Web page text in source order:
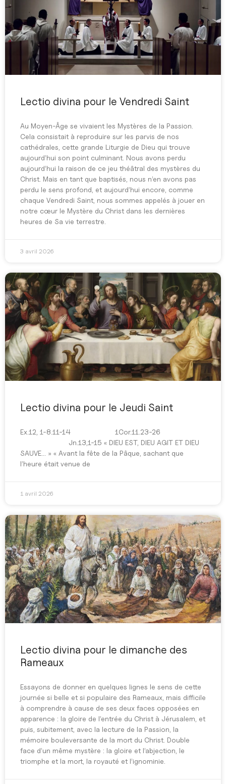
Lectio divina pour le Vendredi Saint
Au Moyen-Âge se vivaient les Mystères de la Passion.
Cela consistait à reproduire sur les parvis de nos
cathédrales, cette grande Liturgie de Dieu qui trouve
aujourd’hui son point culminant. Nous avons perdu
aujourd’hui la raison de ce jeu théâtral des mystères du
Christ. Mais en tant que baptisés, nous n’en avons pas
perdu le sens profond, et aujourd’hui encore, comme
chaque Vendredi Saint, nous sommes appelés à jouer en
notre cœur le Mystère du Christ dans les dernières
heures de Sa vie terrestre.
3 avril 2026
Lectio divina pour le Jeudi Saint
Ex.12, 1-8.11-14 1Cor.11.23-26
Jn.13,1-15 « DIEU EST, DIEU AGIT ET DIEU
SAUVE… » « Avant la fête de la Pâque, sachant que
l’heure était venue de
1 avril 2026
Lectio divina pour le dimanche des
Rameaux
Essayons de donner en quelques lignes le sens de cette
journée si belle et si populaire des Rameaux, mais difficile
à comprendre à cause de ses deux faces opposées en
apparence : la gloire de l’entrée du Christ à Jérusalem, et
puis, subitement, avec la lecture de la Passion, la
mémoire bouleversante de la mort du Christ. Double
face d’un même mystère : la gloire et l’abjection, le
triomphe et la mort, la royauté et l’ignominie.